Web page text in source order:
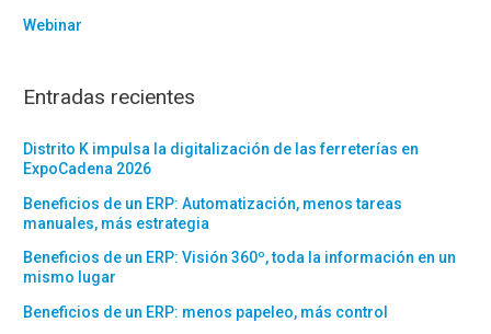
Webinar
Entradas recientes
Distrito K impulsa la digitalización de las ferreterías en
ExpoCadena 2026
Beneficios de un ERP: Automatización, menos tareas
manuales, más estrategia
Beneficios de un ERP: Visión 360º, toda la información en un
mismo lugar
Beneficios de un ERP: menos papeleo, más control